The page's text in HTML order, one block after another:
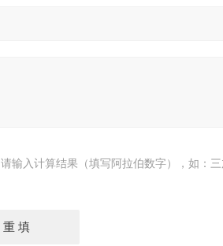
请输入计算结果（填写阿拉伯数字），如：